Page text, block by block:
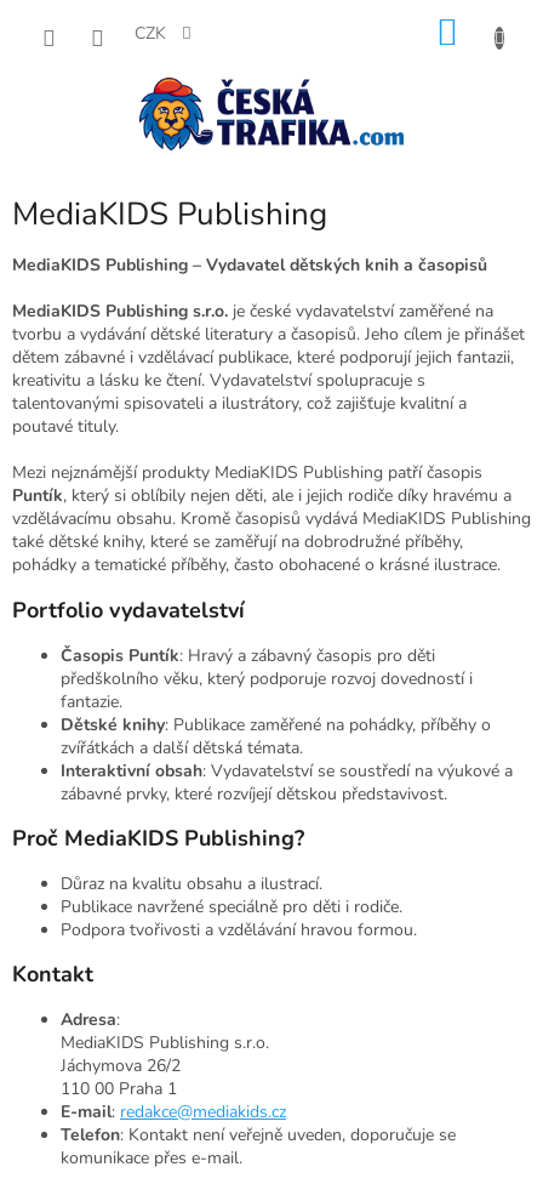
CZK
MediaKIDS Publishing
MediaKIDS Publishing – Vydavatel dětských knih a časopisů
MediaKIDS Publishing s.r.o. je české vydavatelství zaměřené na
tvorbu a vydávání dětské literatury a časopisů. Jeho cílem je přinášet
dětem zábavné i vzdělávací publikace, které podporují jejich fantazii,
kreativitu a lásku ke čtení. Vydavatelství spolupracuje s
talentovanými spisovateli a ilustrátory, což zajišťuje kvalitní a
poutavé tituly.
Mezi nejznámější produkty MediaKIDS Publishing patří časopis
Puntík, který si oblíbily nejen děti, ale i jejich rodiče díky hravému a
vzdělávacímu obsahu. Kromě časopisů vydává MediaKIDS Publishing
také dětské knihy, které se zaměřují na dobrodružné příběhy,
pohádky a tematické příběhy, často obohacené o krásné ilustrace.
Portfolio vydavatelství
Časopis Puntík: Hravý a zábavný časopis pro děti
předškolního věku, který podporuje rozvoj dovedností i
fantazie.
Dětské knihy: Publikace zaměřené na pohádky, příběhy o
zvířátkách a další dětská témata.
Interaktivní obsah: Vydavatelství se soustředí na výukové a
zábavné prvky, které rozvíjejí dětskou představivost.
Proč MediaKIDS Publishing?
Důraz na kvalitu obsahu a ilustrací.
Publikace navržené speciálně pro děti i rodiče.
Podpora tvořivosti a vzdělávání hravou formou.
Kontakt
Adresa:
MediaKIDS Publishing s.r.o.
Jáchymova 26/2
110 00 Praha 1
E-mail: redakce@mediakids.cz
Telefon: Kontakt není veřejně uveden, doporučuje se
komunikace přes e-mail.